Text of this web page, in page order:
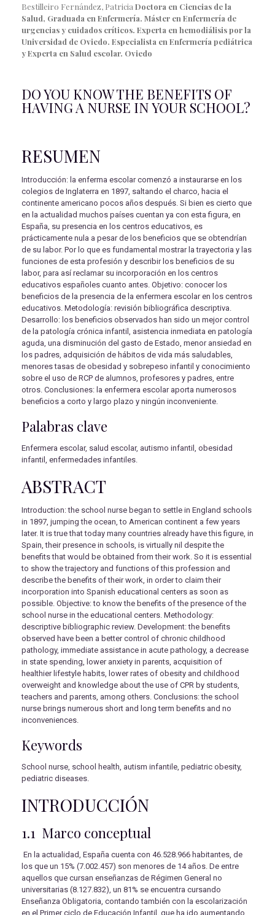
Bestilleiro Fernández, Patricia Doctora en Ciencias de la
Salud, Graduada en Enfermería. Máster en Enfermería de
urgencias y cuidados críticos. Experta en hemodiálisis por la
Universidad de Oviedo. Especialista en Enfermería pediátrica
y Experta en Salud escolar. Oviedo
DO YOU KNOW THE BENEFITS OF
HAVING A NURSE IN YOUR SCHOOL?
RESUMEN
Introducción: la enferma escolar comenzó a instaurarse en los
colegios de Inglaterra en 1897, saltando el charco, hacia el
continente americano pocos años después. Si bien es cierto que
en la actualidad muchos países cuentan ya con esta figura, en
España, su presencia en los centros educativos, es
prácticamente nula a pesar de los beneficios que se obtendrían
de su labor. Por lo que es fundamental mostrar la trayectoria y las
funciones de esta profesión y describir los beneficios de su
labor, para así reclamar su incorporación en los centros
educativos españoles cuanto antes. Objetivo: conocer los
beneficios de la presencia de la enfermera escolar en los centros
educativos. Metodología: revisión bibliográfica descriptiva.
Desarrollo: los beneficios observados han sido un mejor control
de la patología crónica infantil, asistencia inmediata en patología
aguda, una disminución del gasto de Estado, menor ansiedad en
los padres, adquisición de hábitos de vida más saludables,
menores tasas de obesidad y sobrepeso infantil y conocimiento
sobre el uso de RCP de alumnos, profesores y padres, entre
otros. Conclusiones: la enfermera escolar aporta numerosos
beneficios a corto y largo plazo y ningún inconveniente.
Palabras clave
Enfermera escolar, salud escolar, autismo infantil, obesidad
infantil, enfermedades infantiles.
ABSTRACT
Introduction: the school nurse began to settle in England schools
in 1897, jumping the ocean, to American continent a few years
later. It is true that today many countries already have this figure, in
Spain, their presence in schools, is virtually nil despite the
benefits that would be obtained from their work. So it is essential
to show the trajectory and functions of this profession and
describe the benefits of their work, in order to claim their
incorporation into Spanish educational centers as soon as
possible. Objective: to know the benefits of the presence of the
school nurse in the educational centers. Methodology:
descriptive bibliographic review. Development: the benefits
observed have been a better control of chronic childhood
pathology, immediate assistance in acute pathology, a decrease
in state spending, lower anxiety in parents, acquisition of
healthier lifestyle habits, lower rates of obesity and childhood
overweight and knowledge about the use of CPR by students,
teachers and parents, among others. Conclusions: the school
nurse brings numerous short and long term benefits and no
inconveniences.
Keywords
School nurse, school health, autism infantile, pediatric obesity,
pediatric diseases.
INTRODUCCIÓN
1.1 Marco conceptual
En la actualidad, España cuenta con 46.528.966 habitantes, de
los que un 15% (7.002.457) son menores de 14 años. De entre
aquellos que cursan enseñanzas de Régimen General no
universitarias (8.127.832), un 81% se encuentra cursando
Enseñanza Obligatoria, contando también con la escolarización
en el Primer ciclo de Educación Infantil, que ha ido aumentando